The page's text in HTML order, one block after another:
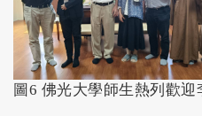
圖6 佛光大學師生熱列歡